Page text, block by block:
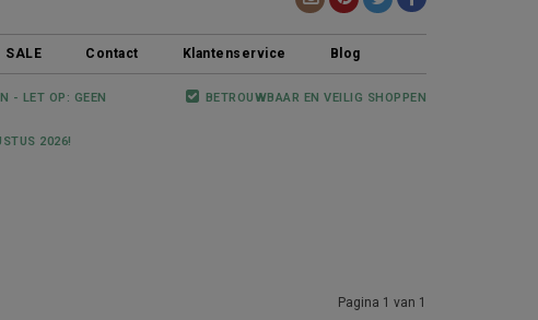
SALE Contact Klantenservice Blog
- LET OP: GEEN
2026!
BETROUWBAAR EN VEILIG SHOPPEN
Pagina 1 van 1